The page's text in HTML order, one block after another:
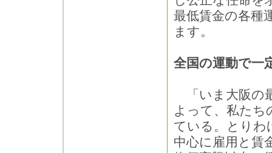
最低賃金の各種
ます。
全国の運動で一
「いま大阪の
よって、私たち
ている。とりわ
中心に雇用と賃